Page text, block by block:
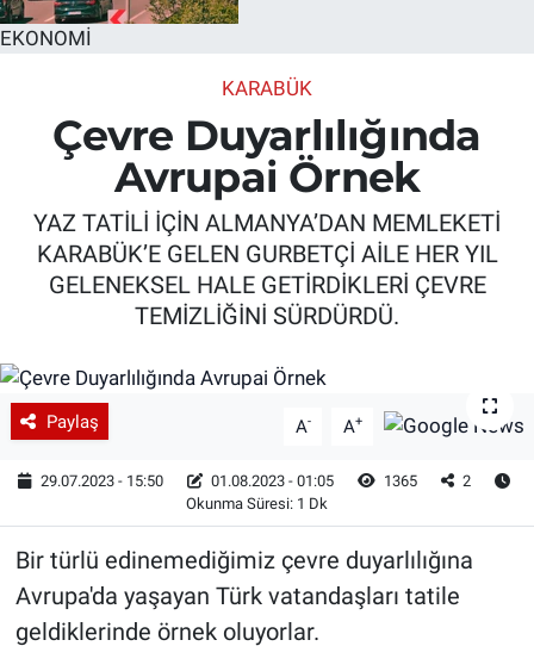
EKONOMİ
KARABÜK
Çevre Duyarlılığında
Avrupai Örnek
YAZ TATİLİ İÇİN ALMANYA’DAN MEMLEKETİ
KARABÜK’E GELEN GURBETÇİ AİLE HER YIL
GELENEKSEL HALE GETİRDİKLERİ ÇEVRE
TEMİZLİĞİNİ SÜRDÜRDÜ.
Paylaş A- A+
29.07.2023 - 15:50 01.08.2023 - 01:05 1365
2
Okunma Süresi: 1 Dk
Bir türlü edinemediğimiz çevre duyarlılığına
Avrupa'da yaşayan Türk vatandaşları tatile
geldiklerinde örnek oluyorlar.